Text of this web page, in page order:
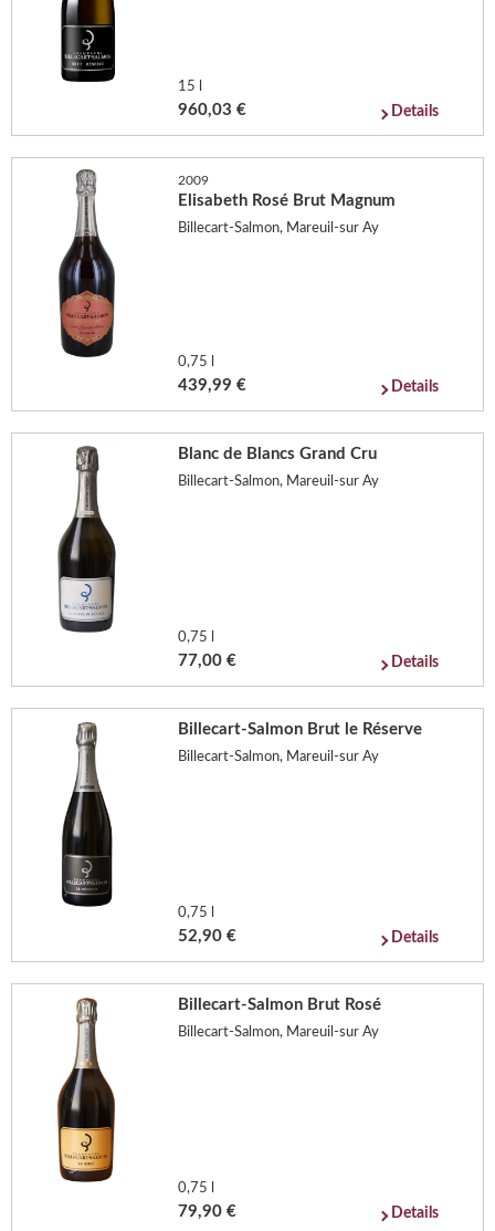
15 l
960,03 € Details
2009
Elisabeth Rosé Brut Magnum
Billecart-Salmon, Mareuil-sur Ay
0,75 l
439,99 € Details
Blanc de Blancs Grand Cru
Billecart-Salmon, Mareuil-sur Ay
0,75 l
77,00 € Details
Billecart-Salmon Brut le Réserve
Billecart-Salmon, Mareuil-sur Ay
0,75 l
52,90 € Details
Billecart-Salmon Brut Rosé
Billecart-Salmon, Mareuil-sur Ay
0,75 l
79,90 € Details